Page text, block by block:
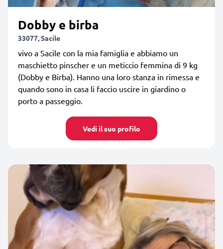
Dobby e birba
33077, Sacile
vivo a Sacile con la mia famiglia e abbiamo un
maschietto pinscher e un meticcio femmina di 9 kg
(Dobby e Birba). Hanno una loro stanza in rimessa e
quando sono in casa li faccio uscire in giardino o
porto a passeggio.
Vedi il suo profilo